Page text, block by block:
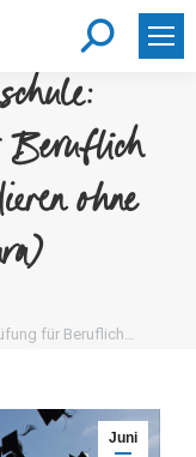
Search:
Beruflich
ohne
für Beruflich…
Juni